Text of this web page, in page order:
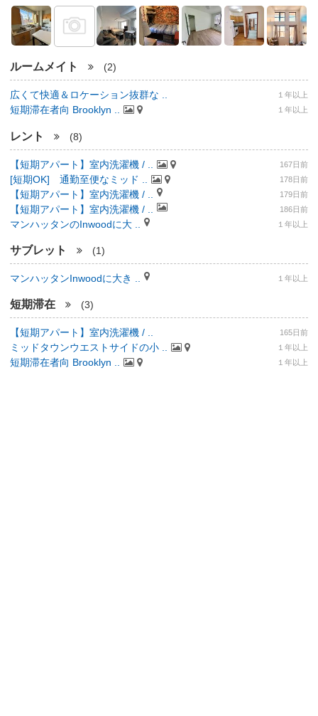
ルームメイト (2)
広くて快適＆ロケーション抜群な .. １年以上
短期滞在者向 Brooklyn .. １年以上
レント (8)
【短期アパート】室内洗濯機 / .. 167日前
[短期OK] 通勤至便なミッド .. 178日前
【短期アパート】室内洗濯機 / .. 179日前
【短期アパート】室内洗濯機 / .. 186日前
マンハッタンのInwoodに大 .. １年以上
サブレット (1)
マンハッタンInwoodに大き .. １年以上
短期滞在 (3)
【短期アパート】室内洗濯機 / .. 165日前
ミッドタウンウエストサイドの小 .. １年以上
短期滞在者向 Brooklyn .. １年以上